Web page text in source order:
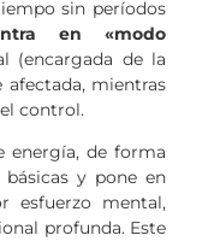
sin períodos
en «modo
(encargada de la
afectada, mientras
control.
energía, de forma
y pone en
esfuerzo mental,
profunda. Este